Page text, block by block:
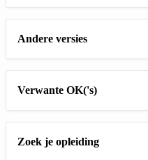
Andere versies
Verwante OK('s)
Zoek je opleiding